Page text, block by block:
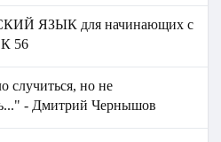
ЯЗЫК для начинающих с
56
случиться, но не
- Дмитрий Чернышов